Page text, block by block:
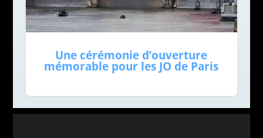
Une cérémonie d’ouverture
mémorable pour les JO de Paris